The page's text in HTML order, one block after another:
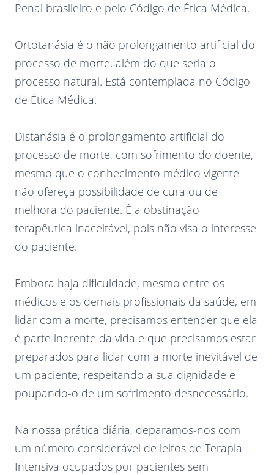
Penal brasileiro e pelo Código de Ética Médica.
Ortotanásia é o não prolongamento artificial do
processo de morte, além do que seria o
processo natural. Está contemplada no Código
de Ética Médica.
Distanásia é o prolongamento artificial do
processo de morte, com sofrimento do doente,
mesmo que o conhecimento médico vigente
não ofereça possibilidade de cura ou de
melhora do paciente. É a obstinação
terapêutica inaceitável, pois não visa o interesse
do paciente.
Embora haja dificuldade, mesmo entre os
médicos e os demais profissionais da saúde, em
lidar com a morte, precisamos entender que ela
é parte inerente da vida e que precisamos estar
preparados para lidar com a morte inevitável de
um paciente, respeitando a sua dignidade e
poupando-o de um sofrimento desnecessário.
Na nossa prática diária, deparamos-nos com
um número considerável de leitos de Terapia
Intensiva ocupados por pacientes sem